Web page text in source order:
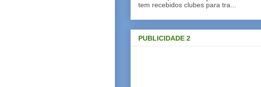
tem recebidos clubes para tra...
PUBLICIDADE 2